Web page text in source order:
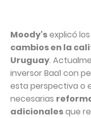
Moody'sexplicó
cambios en la
Uruguay.
inversor Baa1 con
esta perspectiva o
necesarias
adicionalesque